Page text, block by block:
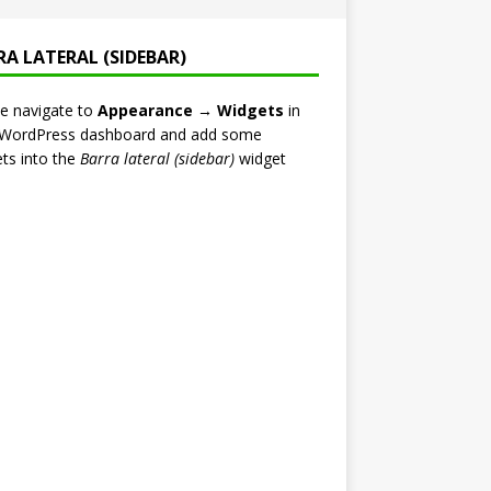
LATERAL (SIDEBAR)
navigate to Appearance → Widgets in
dashboard and add some
into the Barra lateral (sidebar)widget